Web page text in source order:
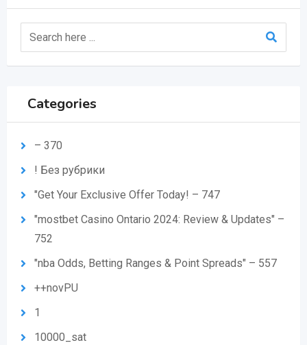
Categories
– 370
! Без рубрики
"Get Your Exclusive Offer Today! – 747
"mostbet Casino Ontario 2024: Review & Updates" –
752
"nba Odds, Betting Ranges & Point Spreads" – 557
++novPU
1
10000_sat